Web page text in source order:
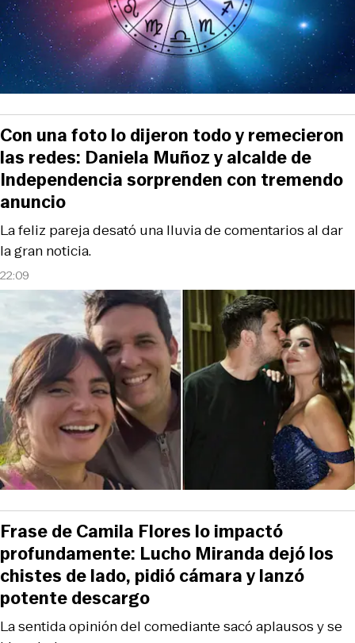
22:09
La feliz pareja desató una lluvia de comentarios al dar
la gran noticia.
Con una foto lo dijeron todo y remecieron
las redes: Daniela Muñoz y alcalde de
Independencia sorprenden con tremendo
anuncio
La sentida opinión del comediante sacó aplausos y se
Frase de Camila Flores lo impactó
profundamente: Lucho Miranda dejó los
chistes de lado, pidió cámara y lanzó
potente descargo